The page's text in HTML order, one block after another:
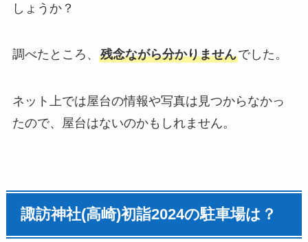
しょうか？
調べたところ、 残念ながら分かりませんでした。
ネット上では屋台の情報や写真は見つからなかっ
たので、屋台はないのかもしれません。
諏訪神社(高崎)初詣2024の駐車場は？